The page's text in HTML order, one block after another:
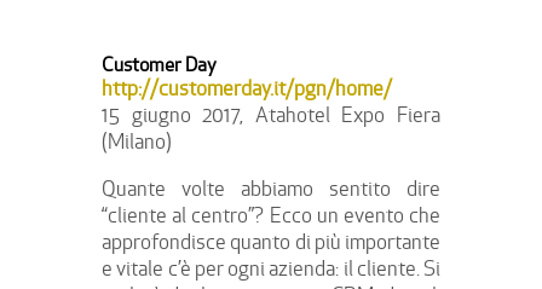
Customer Day
http://customerday.it/pgn/home/
15 giugno 2017, Atahotel Expo Fiera
(Milano)
Quante volte abbiamo sentito dire
“cliente al centro”? Ecco un evento che
approfondisce quanto di più importante
e vitale c’è per ogni azienda: il cliente. Si